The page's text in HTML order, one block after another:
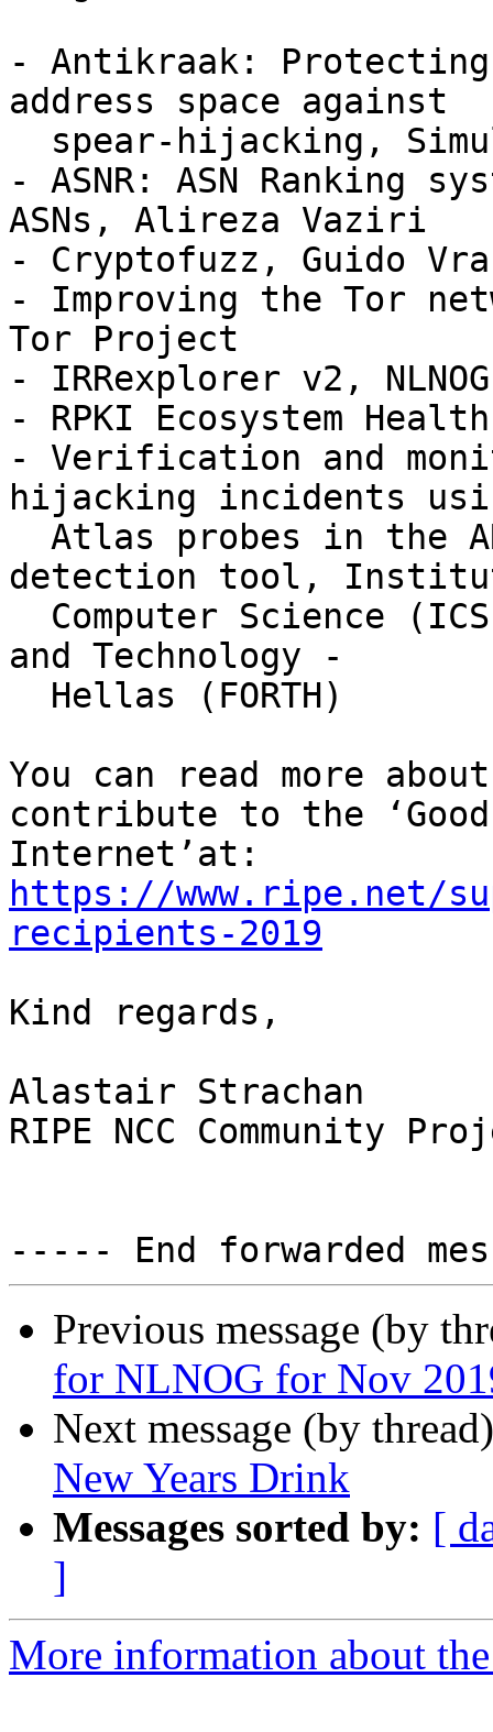
- Antikraak:
address space against
- ASNR: ASN Ranking
ASNs, Alireza Vaziri
- Cryptofuzz, Guido
- Improving the Tor
Tor Project
- IRRexplorer v2,
- RPKI Ecosystem
- Verification and
hijacking incidents
detection tool,
and Technology -
You can read more
contribute to the
https://www.ripe.net/
recipients-2019
Kind regards,
Alastair Strachan
RIPE NCC Community
Previous message (by
for NLNOG for Nov
Next message (by
New Years Drink
Messages sorted by: [
]
More information about